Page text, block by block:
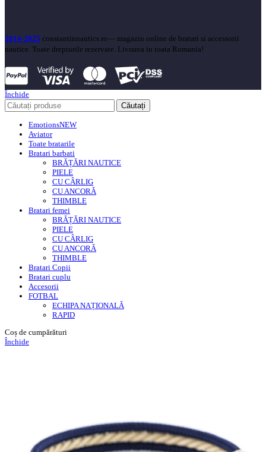
2014-2025 constantinnautics.ro— magazin online de bratari si accessorii
nautice. Toate drepturile rezervate. Livrarea in toata Romania!
Închide
Căutați
EmotionsNEW
Aviator
Toate bratarile
Bratari barbati
BRĂȚĂRI NAUTICE
PIELE
CU CÂRLIG
CU ANCORĂ
THIMBLE
Bratari femei
BRĂȚĂRI NAUTICE
PIELE
CU CÂRLIG
CU ANCORĂ
THIMBLE
Bratari Copii
Bratari cuplu
Accesorii
FOTBAL
ECHIPA NAȚIONALĂ
RAPID
Coș de cumpărături
Închide